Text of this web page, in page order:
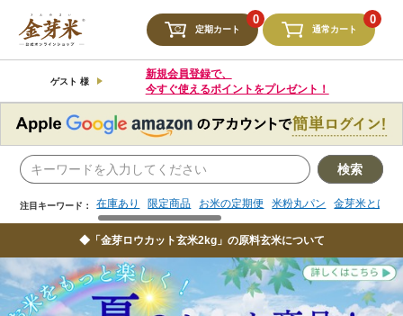
定期カート
0
通常カート
0
ゲスト 様
新規会員登録で、
今すぐ使えるポイントをプレゼント！
検索
注目キーワード： 在庫あり 限定商品 お米の定期便 米粉丸パン 金芽米とは
注目キーワード： 限定商品 お米の定期便 米粉丸パン 金芽米とは
◆「金芽ロウカット玄米2kg」の原料玄米について